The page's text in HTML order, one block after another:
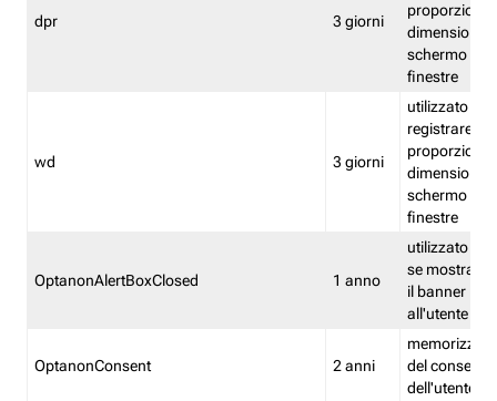
dpr 3 giorni
proporzioni
dimensioni
schermo e
finestre
wd 3 giorni
utilizzato per
registrare le
proporzioni
dimensioni
schermo e
finestre
OptanonAlertBoxClosed 1 anno
utilizzato per
se mostrare
il banner
all'utente
OptanonConsent 2 anni
memorizza
del
dell'utente